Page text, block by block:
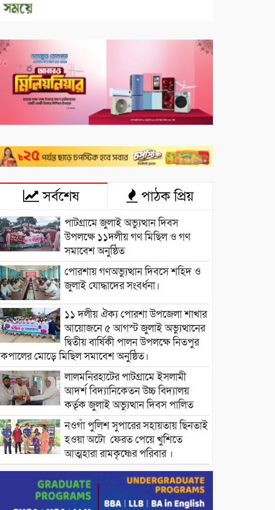
সর্বশেষ পাঠক প্রিয়
পাটগ্রামে জুলাই অভ্যুত্থান দিবস
উপলক্ষে ১১দলীয় গণ মিছিল ও গণ
সমাবেশ অনুষ্ঠিত
পোরশায় গণঅভ্যুত্থান দিবসে শহিদ ও
জুলাই যোদ্ধাদের সংবর্ধনা।
১১ দলীয় ঐক্য পোরশা উপজেলা শাখার
আয়োজনে ৫ আগস্ট জুলাই অভ্যুত্থানের
দ্বিতীয় বার্ষিকী পালন উপলক্ষে নিতপুর
কপালের মোড়ে মিছিল সমাবেশ অনুষ্ঠিত।
লালমনিরহাটের পাটগ্রামে ইসলামী
আদর্শ বিদ্যানিকেতন উচ্চ বিদ্যালয়
কর্তৃক জুলাই অভ্যুত্থান দিবস পালিত
নওগাঁ পুলিশ সুপারের সহায়তায় ছিনতাই
হওয়া অটো ফেরত পেয়ে খুশিতে
আত্মহারা রামকৃষ্ণের পরিবার ।
বিদ্যুৎ ও জ্বালানির অতিরিক্ত বিল আসলে
যা করতে বললেন প্রধানমন্ত্রীর তথ্য
উপদেষ্টা।